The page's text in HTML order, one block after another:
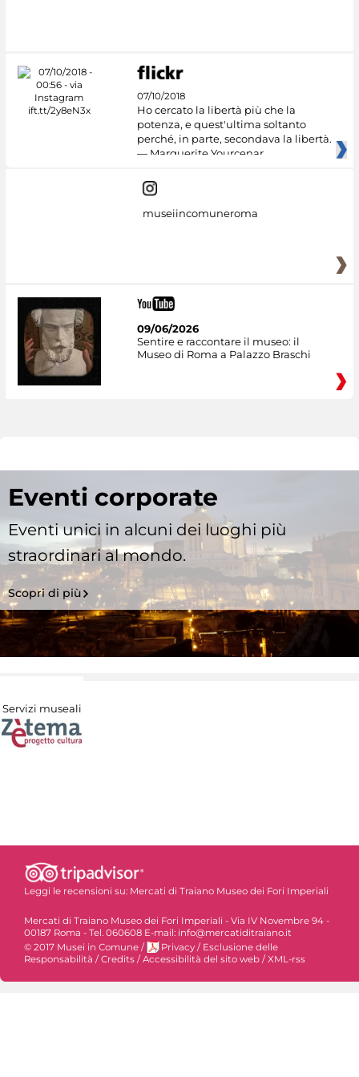
07/10/2018
Ho cercato la libertà più che la
potenza, e quest'ultima soltanto
perché, in parte, secondava la libertà.
— Marguerite Yourcenar
museiincomuneroma
09/06/2026
Sentire e raccontare il museo: il
Museo di Roma a Palazzo Braschi
Eventi corporate
Eventi unici in alcuni dei luoghi più
straordinari al mondo.
Scopri di più
Servizi museali
Leggi le recensioni su: Mercati di Traiano Museo dei Fori Imperiali
Mercati di Traiano Museo dei Fori Imperiali - Via IV Novembre 94 -
00187 Roma - Tel. 060608 E-mail: info@mercatiditraiano.it
© 2017 Musei in Comune / Privacy / Esclusione delle
Responsabilità / Credits / Accessibilità del sito web / XML-rss